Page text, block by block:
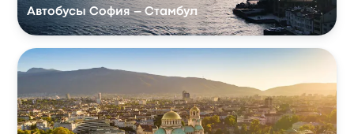
Автобусы София – Стамбул